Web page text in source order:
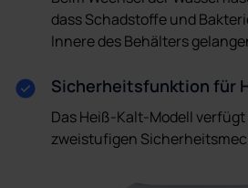
dass Schadstoffe und
Innere des Behälters
Sicherheitsfunktion für
Das Heiß-Kalt-Modell
zweistufigen